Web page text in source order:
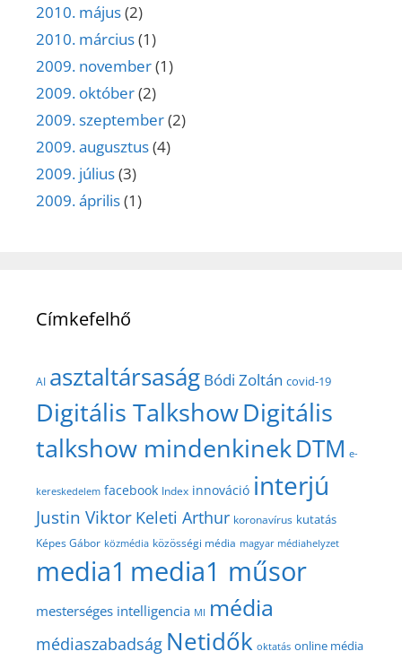
2010. május(2)
2010. március(1)
2009. november(1)
2009. október(2)
2009. szeptember(2)
2009. augusztus(4)
2009. július(3)
2009. április(1)
Címkefelhő
AI asztaltársaság Bódi Zoltán covid-19
Digitális TalkshowDigitális
talkshow mindenkinekDTM e-
kereskedelem facebook Index innováció interjú
Justin Viktor Keleti Arthur koronavírus kutatás
Képes Gábor közmédia közösségi média magyar médiahelyzet
media1 media1 műsor
mesterséges intelligencia MI média
médiaszabadság Netidők oktatás online média